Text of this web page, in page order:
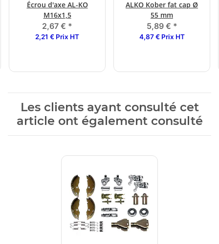
Écrou d'axe AL-KO
M16x1,5
2,67 € *
2,21 € Prix HT
ALKO Kober fat cap Ø
55 mm
5,89 € *
4,87 € Prix HT
Les clients ayant consulté cet
article ont également consulté